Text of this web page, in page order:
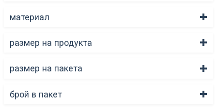
материал
размер на продукта
размер на пакета
брой в пакет